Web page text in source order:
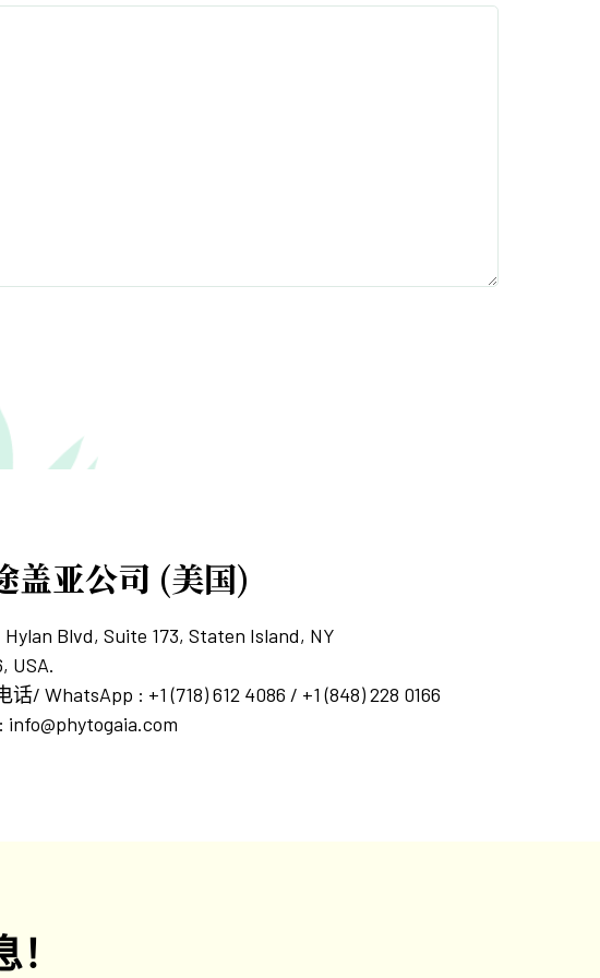
盖亚公司 (美国)
Hylan Blvd, Suite 173, Staten Island, NY
USA.
话/ WhatsApp : +1 (718) 612 4086 / +1 (848) 228 0166
info@phytogaia.com